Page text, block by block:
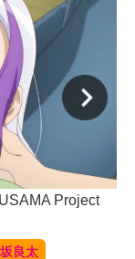
Project
良太